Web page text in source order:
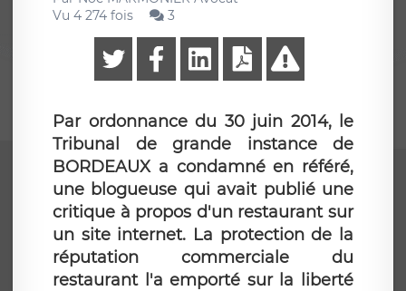
Vu 4 274 fois
3
Par ordonnance du 30 juin 2014, le
Tribunal de grande instance de
BORDEAUX a condamné en référé,
une blogueuse qui avait publié une
critique à propos d'un restaurant sur
un site internet. La protection de la
réputation commerciale du
restaurant l'a emporté sur la liberté